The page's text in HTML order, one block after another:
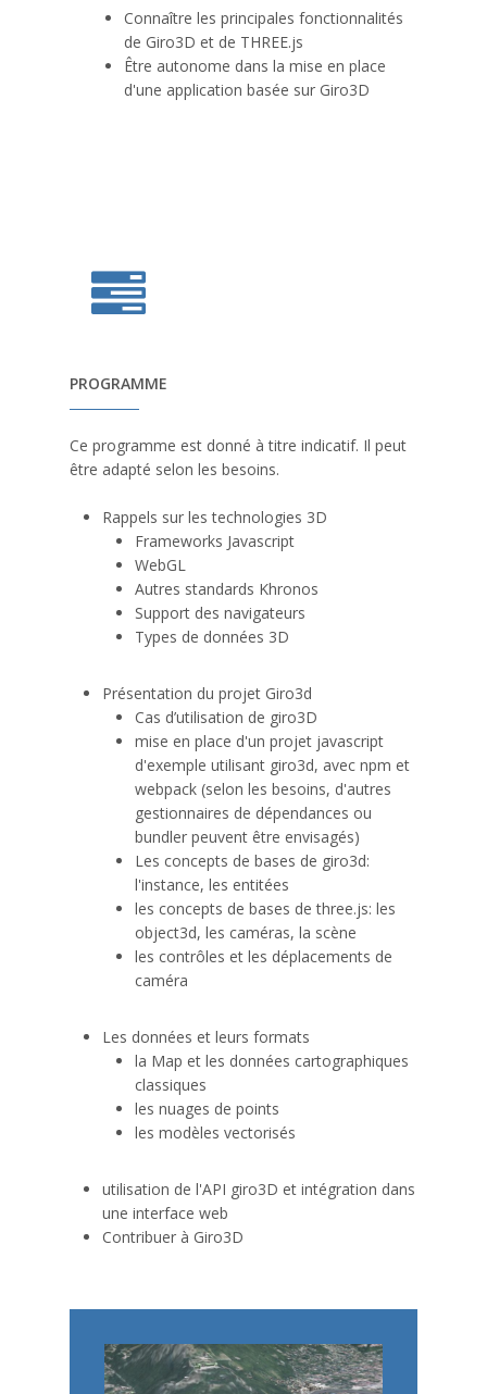
Connaître les principales fonctionnalités
de Giro3D et de THREE.js
Être autonome dans la mise en place
d'une application basée sur Giro3D
PROGRAMME
Ce programme est donné à titre indicatif. Il peut
être adapté selon les besoins.
Rappels sur les technologies 3D
Frameworks Javascript
WebGL
Autres standards Khronos
Support des navigateurs
Types de données 3D
Présentation du projet Giro3d
Cas d’utilisation de giro3D
mise en place d'un projet javascript
d'exemple utilisant giro3d, avec npm et
webpack (selon les besoins, d'autres
gestionnaires de dépendances ou
bundler peuvent être envisagés)
Les concepts de bases de giro3d:
l'instance, les entitées
les concepts de bases de three.js: les
object3d, les caméras, la scène
les contrôles et les déplacements de
caméra
Les données et leurs formats
la Map et les données cartographiques
classiques
les nuages de points
les modèles vectorisés
utilisation de l'API giro3D et intégration dans
une interface web
Contribuer à Giro3D